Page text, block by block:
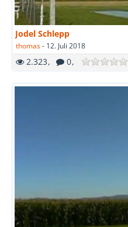
Jodel Schlepp
thomas- 12. Juli 2018
2.323 0